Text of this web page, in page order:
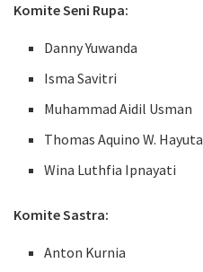
Komite Seni Rupa:
Danny Yuwanda
Isma Savitri
Muhammad Aidil Usman
Thomas Aquino W. Hayuta
Wina Luthfia Ipnayati
Komite Sastra:
Anton Kurnia